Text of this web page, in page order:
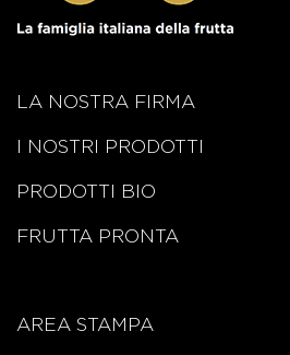
LA NOSTRA FIRMA
I NOSTRI PRODOTTI
PRODOTTI BIO
FRUTTA PRONTA
AREA STAMPA